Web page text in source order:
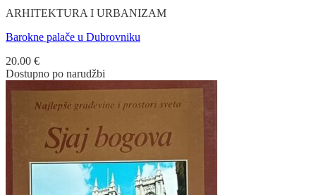
ARHITEKTURA I URBANIZAM
Barokne palače u Dubrovniku
20.00 €
Dostupno po narudžbi